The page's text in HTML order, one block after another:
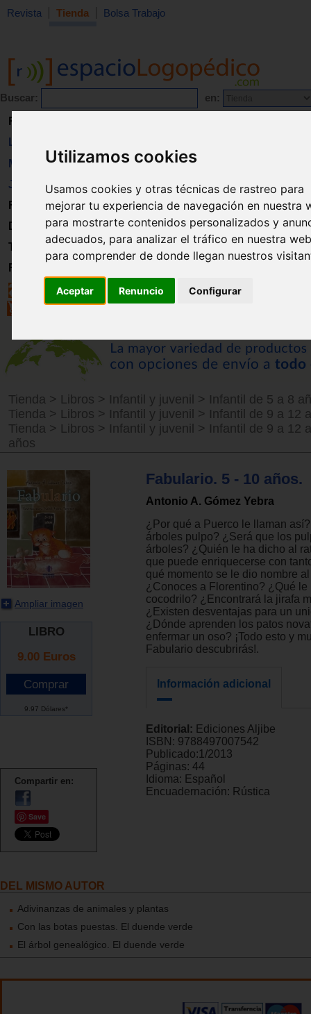
Utilizamos cookies
Usamos cookies y otras técnicas de rastreo para
mejorar tu experiencia de navegación en nuestra
para mostrarte contenidos personalizados y
adecuados, para analizar el tráfico en nuestra
para comprender de donde llegan nuestros
Aceptar Renuncio Configurar
Revista Tienda Bolsa Trabajo
Buscar: en:
Revista
Libros
Material
Juguetes
Formación
Directorio
Trabajo
Registro
Tienda > Libros > Infantil y juvenil > Infantil de 5 a 8
Tienda > Libros > Infantil y juvenil > Infantil de 9 a 12
Tienda > Libros > Infantil y juvenil > Infantil de 9 a 12
años
Ampliar imagen
LIBRO
9.00 Euros
9.97 Dólares*
Compartir en:
Save
Fabulario. 5 - 10 años.
Antonio A. Gómez Yebra
¿Por qué a Puerco le llaman
árboles pulpo? ¿Será que los
árboles? ¿Quién le ha dicho al
que puede enriquecerse con
qué momento se le dio nombre
¿Conoces a Florentino? ¿Qué le
cocodrilo? ¿Encontrará la jirafa
¿Existen desventajas para un
¿Dónde aprenden los patos
enfermar un oso? ¡Todo esto y
Fabulario descubrirás!.
Información adicional
Editorial: Ediciones Aljibe
ISBN: 9788497007542
Publicado:1/2013
Páginas: 44
Idioma: Español
Encuadernación: Rústica
DEL MISMO AUTOR
Adivinanzas de animales y plantas
Con las botas puestas. El duende verde
El árbol genealógico. El duende verde